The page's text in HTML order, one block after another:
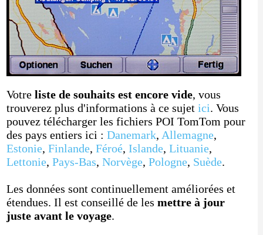
Votre liste de souhaits est encore vide, vous
trouverez plus d'informations à ce sujet ici. Vous
pouvez télécharger les fichiers POI TomTom pour
des pays entiers ici : Danemark, Allemagne,
Estonie, Finlande, Féroé, Islande, Lituanie,
Lettonie, Pays-Bas, Norvège, Pologne, Suède.
Les données sont continuellement améliorées et
étendues. Il est conseillé de les mettre à jour
juste avant le voyage.